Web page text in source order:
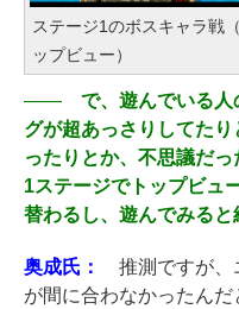
ステージ1のボスキャラ戦
ップビュー）
――で、遊んでいる人
グが超あっさりしてた
ったりとか、不思議だっ
1ステージでトップビュ
替わるし、遊んでみると
奥成氏：
推測ですが、
が間に合わなかったんだ